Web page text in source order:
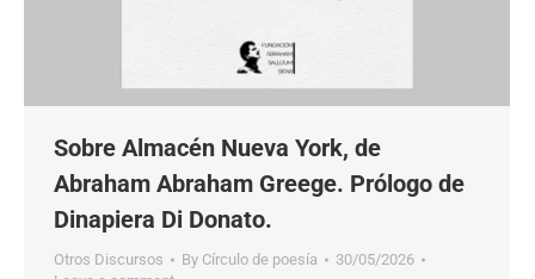
Sobre Almacén Nueva York, de
Abraham Abraham Greege. Prólogo de
Dinapiera Di Donato.
Otros Discursos By Círculo de poesía
30/05/2026